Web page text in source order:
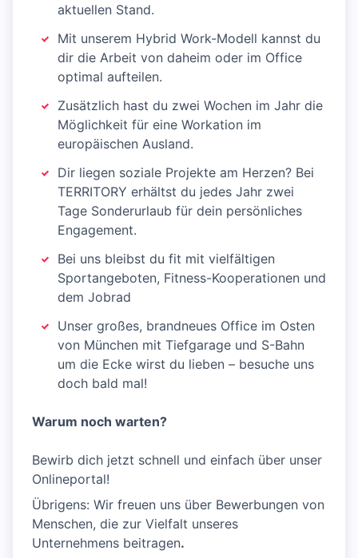
aktuellen Stand.
Mit unserem Hybrid Work-Modell kannst du
dir die Arbeit von daheim oder im Office
optimal aufteilen.
Zusätzlich hast du zwei Wochen im Jahr die
Möglichkeit für eine Workation im
europäischen Ausland.
Dir liegen soziale Projekte am Herzen? Bei
TERRITORY erhältst du jedes Jahr zwei
Tage Sonderurlaub für dein persönliches
Engagement.
Bei uns bleibst du fit mit vielfältigen
Sportangeboten, Fitness-Kooperationen und
dem Jobrad
Unser großes, brandneues Office im Osten
von München mit Tiefgarage und S-Bahn
um die Ecke wirst du lieben – besuche uns
doch bald mal!
Warum noch warten?
Bewirb dich jetzt schnell und einfach über unser
Onlineportal!
Übrigens: Wir freuen uns über Bewerbungen von
Menschen, die zur Vielfalt unseres
Unternehmens beitragen.